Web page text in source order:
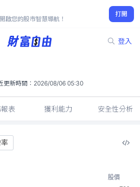
啟您的股市智慧導航！
打開
登入
537.00
7.18%
更新時間： 2026/08/06 05:30
表 獲利能力 安全性分析